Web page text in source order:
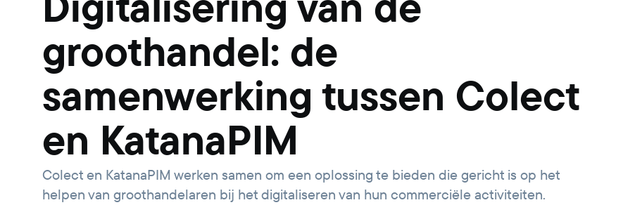
groothandel: de
samenwerking tussen Colect
en KatanaPIM
Colect en KatanaPIM werken samen om een oplossing te bieden die gericht is op het
helpen van groothandelaren bij het digitaliseren van hun commerciële activiteiten.